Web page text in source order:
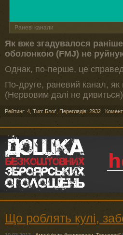
Раневі канали
Як вже згадувалося
оболонкою (FMJ) не
Однак, по-перше, це
По-друге, раневий канал,
(Нервовим далі не
Рейтинг: 4 Тип: Блоґ Переглядів: 2932
Що роблять кулі,